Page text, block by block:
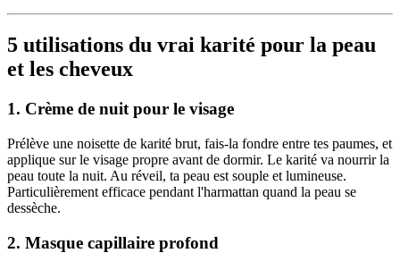
5 utilisations du vrai karité pour la peau
et les cheveux
1. Crème de nuit pour le visage
Prélève une noisette de karité brut, fais-la fondre entre tes paumes, et
applique sur le visage propre avant de dormir. Le karité va nourrir la
peau toute la nuit. Au réveil, ta peau est souple et lumineuse.
Particulièrement efficace pendant l'harmattan quand la peau se
dessèche.
2. Masque capillaire profond